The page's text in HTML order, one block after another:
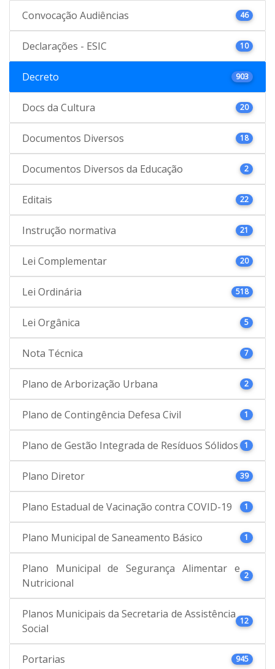
Convocação Audiências 46
Declarações - ESIC 10
Decreto 903
Docs da Cultura 20
Documentos Diversos 18
Documentos Diversos da Educação 2
Editais 22
Instrução normativa 21
Lei Complementar 20
Lei Ordinária 518
Lei Orgânica 5
Nota Técnica 7
Plano de Arborização Urbana 2
Plano de Contingência Defesa Civil 1
Plano de Gestão Integrada de Resíduos Sólidos 1
Plano Diretor 39
Plano Estadual de Vacinação contra COVID-19 1
Plano Municipal de Saneamento Básico 1
Plano Municipal de Segurança Alimentar e
Nutricional
2
Planos Municipais da Secretaria de Assistência
Social
12
Portarias 945